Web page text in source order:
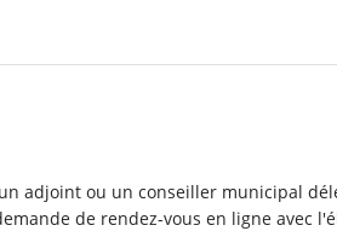
adjoint ou un conseiller municipal
de rendez-vous en ligne avec